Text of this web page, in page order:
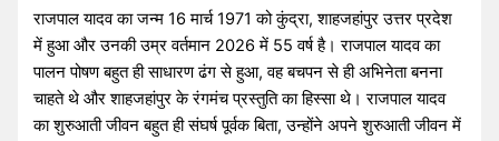
राजपाल यादव का जन्म 16 मार्च 1971 को कुंद्रा, शाहजहांपुर उत्तर प्रदेश
में हुआ और उनकी उम्र वर्तमान 2026 में 55 वर्ष है। राजपाल यादव का
पालन पोषण बहुत ही साधारण ढंग से हुआ, वह बचपन से ही अभिनेता बनना
चाहते थे और शाहजहांपुर के रंगमंच प्रस्तुति का हिस्सा थे। राजपाल यादव
का शुरुआती जीवन बहुत ही संघर्ष पूर्वक बिता, उन्होंने अपने शुरुआती जीवन में